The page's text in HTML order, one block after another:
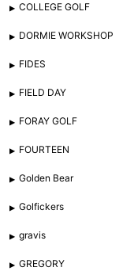
COLLEGE GOLF
DORMIE WORKSHOP
FIDES
FIELD DAY
FORAY GOLF
FOURTEEN
Golden Bear
Golfickers
gravis
GREGORY